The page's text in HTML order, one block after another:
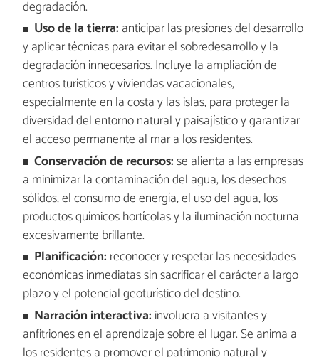
degradación.
Uso de la tierra: anticipar las presiones del desarrollo
y aplicar técnicas para evitar el sobredesarrollo y la
degradación innecesarios. Incluye la ampliación de
centros turísticos y viviendas vacacionales,
especialmente en la costa y las islas, para proteger la
diversidad del entorno natural y paisajístico y garantizar
el acceso permanente al mar a los residentes.
Conservación de recursos:se alienta a las empresas
a minimizar la contaminación del agua, los desechos
sólidos, el consumo de energía, el uso del agua, los
productos químicos hortícolas y la iluminación nocturna
excesivamente brillante.
Planificación: reconocer y respetar las necesidades
económicas inmediatas sin sacrificar el carácter a largo
plazo y el potencial geoturístico del destino.
Narración interactiva: involucra a visitantes y
anfitriones en el aprendizaje sobre el lugar. Se anima a
los residentes a promover el patrimonio natural y